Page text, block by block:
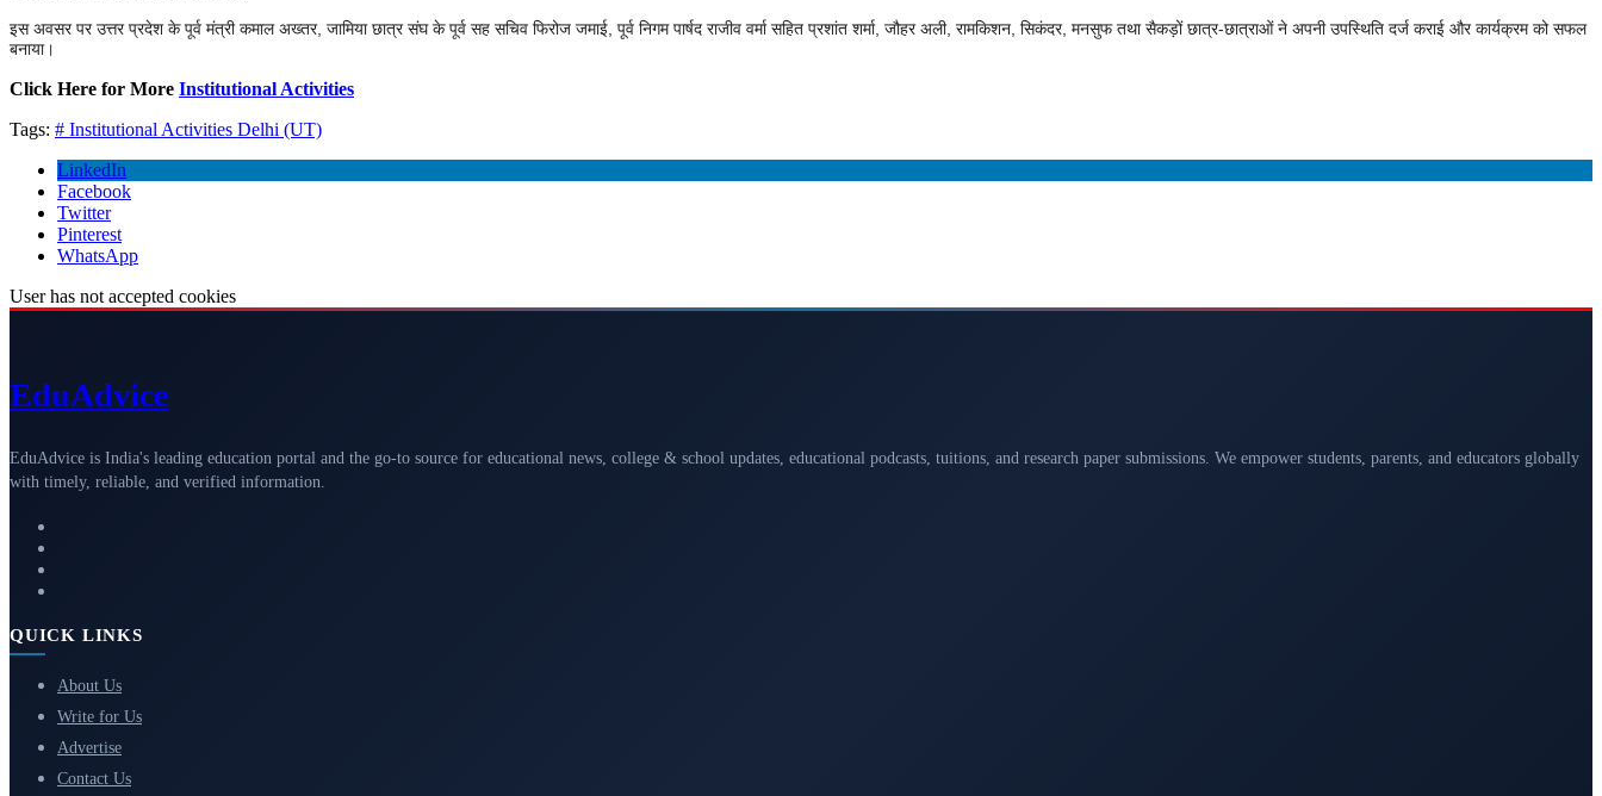
इस अवसर पर उत्तर प्रदेश के पूर्व मंत्री कमाल अख्तर, जामिया छात्र संघ के पूर्व सह सचिव फिरोज जमाई, पूर्व निगम पार्षद राजीव वर्मा सहित प्रशांत शर्मा, जौहर अली, रामकिशन, सिकंदर, मनसुफ तथा सैकड़ों छात्र-छात्राओं ने अपनी उपस्थिति दर्ज कराई और कार्यक्रम को सफल
बनाया।
Click Here for More Institutional Activities
Tags: # Institutional Activities Delhi (UT)
LinkedIn
Facebook
Twitter
Pinterest
WhatsApp
User has not accepted cookies
EduAdvice
EduAdvice is India's leading education portal and the go-to source for educational news, college & school updates, educational podcasts, tuitions, and research paper submissions. We empower students, parents, and educators globally
with timely, reliable, and verified information.
QUICK LINKS
About Us
Write for Us
Advertise
Contact Us